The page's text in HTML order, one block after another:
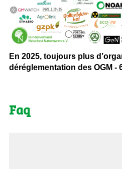
En 2025, toujours plus
déréglementation des OGM -
Faq